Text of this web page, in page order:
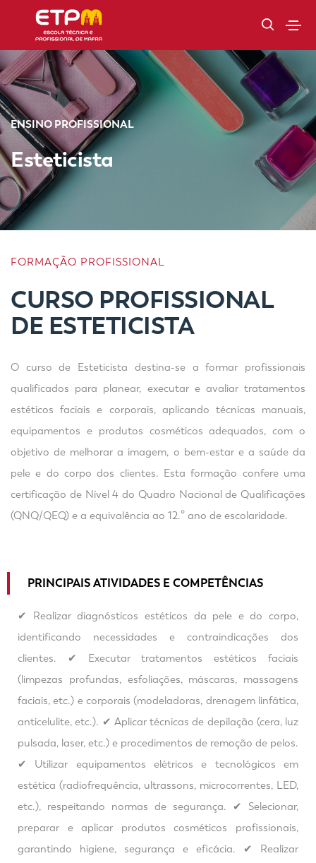
ENSINO PROFISSIONAL
Esteticista
FORMAÇÃO PROFISSIONAL
CURSO PROFISSIONAL
DE ESTETICISTA
O curso de Esteticista destina-se a formar profissionais
qualificados para planear, executar e avaliar tratamentos
estéticos faciais e corporais, aplicando técnicas manuais,
equipamentos e produtos cosméticos adequados, com o
objetivo de melhorar a imagem, o bem-estar e a saúde da
pele e do corpo dos clientes. Esta formação confere uma
certificação de Nível 4 do Quadro Nacional de Qualificações
(QNQ/QEQ) e a equivalência ao 12.º ano de escolaridade.
PRINCIPAIS ATIVIDADES E COMPETÊNCIAS
✔ Realizar diagnósticos estéticos da pele e do corpo,
identificando necessidades e contraindicações dos
clientes. ✔ Executar tratamentos estéticos faciais
(limpezas profundas, esfoliações, máscaras, massagens
faciais, etc.) e corporais (modeladoras, drenagem linfática,
anticelulite, etc.). ✔ Aplicar técnicas de depilação (cera, luz
pulsada, laser, etc.) e procedimentos de remoção de pelos.
✔ Utilizar equipamentos elétricos e tecnológicos em
estética (radiofrequência, ultrassons, microcorrentes, LED,
etc.), respeitando normas de segurança. ✔ Selecionar,
preparar e aplicar produtos cosméticos profissionais,
garantindo higiene, segurança e eficácia. ✔ Realizar